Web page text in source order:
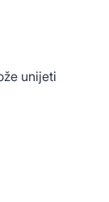
unijeti